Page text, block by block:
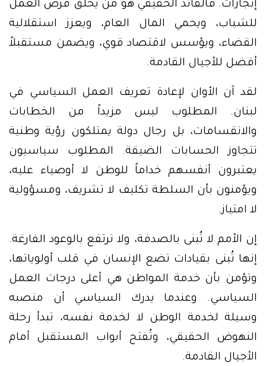
إنجازات. فالقائد الحقيقي هو من يخلق فرص العمل
للشباب، ويحمي المال العام، ويعزز استقلالية
القضاء، ويؤسس لاقتصاد قوي، ويضمن مستقبلاً
أفضل للأجيال القادمة.
لقد آن الأوان لإعادة تعريف العمل السياسي في
لبنان. المطلوب ليس مزيداً من الخطابات
والانقسامات، بل رجال دولة يمتلكون رؤية وطنية
تتجاوز الحسابات الضيقة. المطلوب سياسيون
يعتبرون أنفسهم خداماً للوطن لا أوصياء عليه،
ويؤمنون بأن السلطة تكليف لا تشريف، ومسؤولية
لا امتياز.
إن الأمم لا تُبنى بالصدفة، ولا ترتفع بالوعود الفارغة.
إنها تُبنى بقيادات تضع الإنسان في قلب أولوياتها،
وتؤمن بأن خدمة المواطن هي أعلى درجات العمل
السياسي. وعندما يدرك السياسي أن منصبه
وسيلة لخدمة الوطن لا لخدمة نفسه، تبدأ رحلة
النهوض الحقيقي، وتُفتح أبواب المستقبل أمام
الأجيال القادمة.